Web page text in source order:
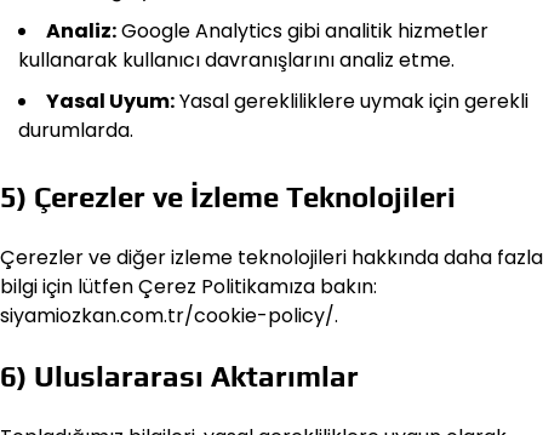
Analiz:Google Analytics gibi analitik hizmetler
kullanarak kullanıcı davranışlarını analiz etme.
Yasal Uyum:Yasal gerekliliklere uymak için gerekli
durumlarda.
5) Çerezler ve İzleme Teknolojileri
Çerezler ve diğer izleme teknolojileri hakkında daha fazla
bilgi için lütfen Çerez Politikamıza bakın:
siyamiozkan.com.tr/cookie-policy/.
6) Uluslararası Aktarımlar